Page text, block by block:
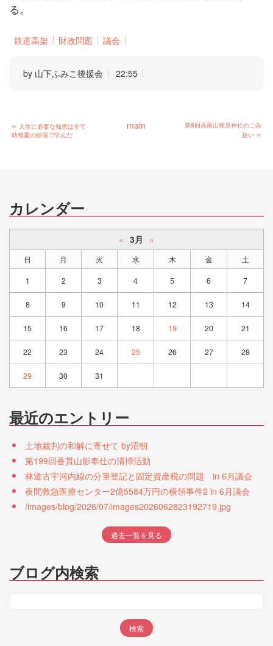
る。
鉄道高架 財政問題 議会
by 山下ふみこ後援会 22:55
« 人生に必要な知恵は全て
幼稚園の砂場で学んだ
main
第8回高尾山穂見神社のごみ
拾い»
カレンダー
« 3月 »
日 月 火 水 木 金 土
1 2 3 4 5 6 7
8 9 10 11 12 13 14
15 16 17 18 19 20 21
22 23 24 25 26 27 28
29 30 31
最近のエントリー
土地裁判の和解に寄せて by沼朝
第199回香貫山影奉仕の清掃活動
林道古宇河内線の分筆登記と固定資産税の問題 in 6月議会
夜間救急医療センター2億5584万円の横領事件2 in 6月議会
/images/blog/2026/07/images2026062823192719.jpg
過去一覧を見る
ブログ内検索